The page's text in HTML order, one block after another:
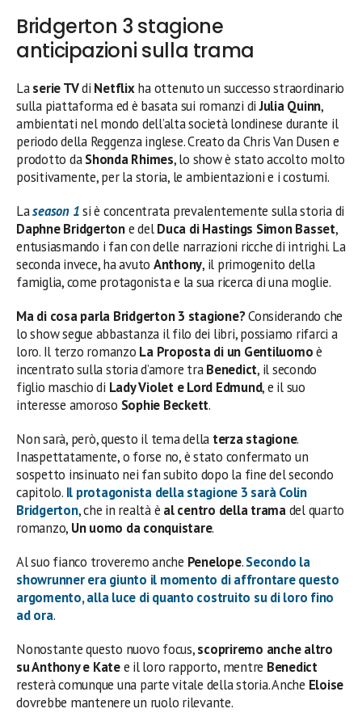
Bridgerton 3 stagione
anticipazioni sulla trama
Laserie TVdi Netflixha ottenuto un successo straordinario
sulla piattaforma ed è basata sui romanzi diJulia Quinn,
ambientati nel mondo dell’alta società londinese durante il
periodo della Reggenza inglese. Creato da Chris Van Dusen e
prodotto daShonda Rhimes, lo show è stato accolto molto
positivamente, per la storia, le ambientazioni e i costumi.
Laseason 1si è concentrata prevalentemente sulla storia di
Daphne Bridgertone delDuca di Hastings Simon Basset,
entusiasmando i fan con delle narrazioni ricche di intrighi. La
seconda invece, ha avuto Anthony, il primogenito della
famiglia, come protagonista e la sua ricerca di una moglie.
Ma di cosa parla Bridgerton 3 stagione?Considerando che
lo show segue abbastanza il filo dei libri, possiamo rifarci a
loro. Il terzo romanzo La Proposta di un Gentiluomoè
incentrato sulla storia d’amore traBenedict, il secondo
figlio maschio di Lady Violet e Lord Edmund, e il suo
interesse amoroso Sophie Beckett.
Non sarà, però, questo il tema della terza stagione.
Inaspettatamente, o forse no, è stato confermato un
sospetto insinuato nei fan subito dopo la fine del secondo
capitolo. Il protagonista dellastagione 3 saràColin
Bridgerton, che in realtà è al centro della tramadel quarto
romanzo, Un uomo da conquistare.
Al suo fianco troveremo anche Penelope.Secondo la
showrunner era giunto il momento di affrontare questo
argomento, alla luce di quanto costruito su di loro fino
ad ora.
Nonostante questo nuovo focus,scopriremo anche altro
su Anthony e Katee il loro rapporto, mentre Benedict
resterà comunque una parte vitale della storia. Anche Eloise
dovrebbe mantenere un ruolo rilevante.